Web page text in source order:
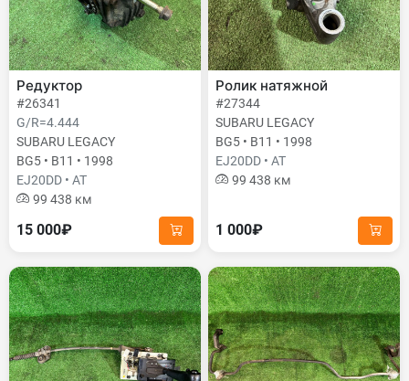
Редуктор
#26341
G/R=4.444
SUBARU LEGACY
BG5 • B11 • 1998
EJ20DD • AT
99 438 км
15 000₽
Ролик натяжной
#27344
SUBARU LEGACY
BG5 • B11 • 1998
EJ20DD • AT
99 438 км
1 000₽